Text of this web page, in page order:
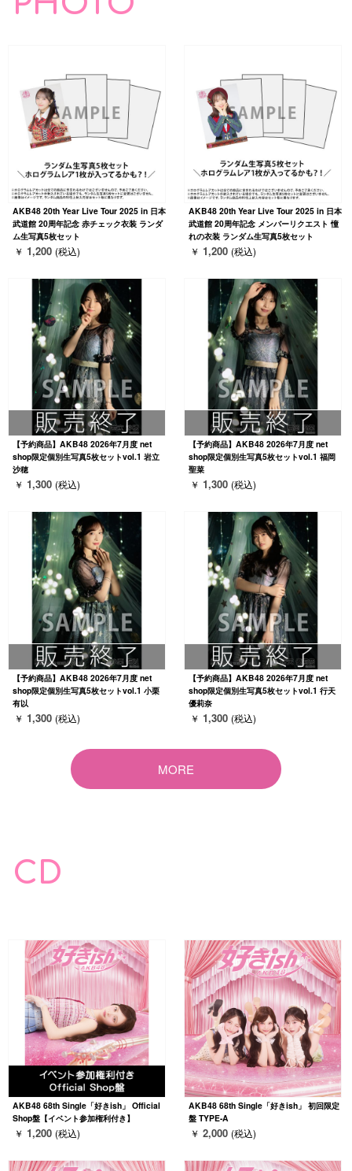
AKB48 20th Year Live Tour 2025 in 日本
武道館 20周年記念 赤チェック衣装 ランダ
ム生写真5枚セット
￥ 1,200 (税込)
AKB48 20th Year Live Tour 2025 in 日本
武道館 20周年記念 メンバーリクエスト 憧
れの衣装 ランダム生写真5枚セット
￥ 1,200 (税込)
【予約商品】AKB48 2026年7月度 net
shop限定個別生写真5枚セットvol.1 岩立
沙穂
￥ 1,300 (税込)
【予約商品】AKB48 2026年7月度 net
shop限定個別生写真5枚セットvol.1 福岡
聖菜
￥ 1,300 (税込)
【予約商品】AKB48 2026年7月度 net
shop限定個別生写真5枚セットvol.1 小栗
有以
￥ 1,300 (税込)
【予約商品】AKB48 2026年7月度 net
shop限定個別生写真5枚セットvol.1 行天
優莉奈
￥ 1,300 (税込)
MORE
CD
AKB48 68th Single「好きish」 Official
Shop盤【イベント参加権利付き】
￥ 1,200 (税込)
AKB48 68th Single「好きish」 初回限定
盤 TYPE-A
￥ 2,000 (税込)